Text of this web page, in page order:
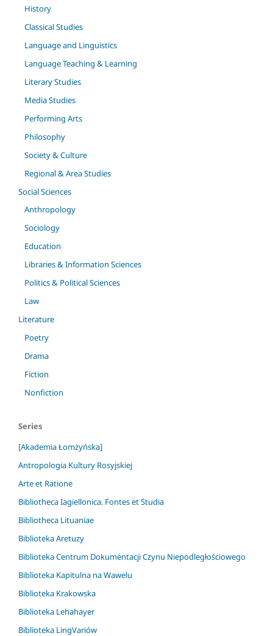
History
Classical Studies
Language and Linguistics
Language Teaching & Learning
Literary Studies
Media Studies
Performing Arts
Philosophy
Society & Culture
Regional & Area Studies
Social Sciences
Anthropology
Sociology
Education
Libraries & Information Sciences
Politics & Political Sciences
Law
Literature
Poetry
Drama
Fiction
Nonfiction
Series
[Akademia Łomżyńska]
Antropologia Kultury Rosyjskiej
Arte et Ratione
Bibliotheca Iagiellonica. Fontes et Studia
Bibliotheca Lituaniae
Biblioteka Aretuzy
Biblioteka Centrum Dokumentacji Czynu Niepodległościowego
Biblioteka Kapitulna na Wawelu
Biblioteka Krakowska
Biblioteka Lehahayer
Biblioteka LingVariów